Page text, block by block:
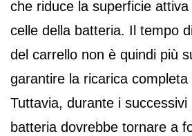
che riduce la superficie
celle della batteria. Il tempo
del carrello non è quindi più
garantire la ricarica completa
Tuttavia, durante i
batteria dovrebbe tornare a